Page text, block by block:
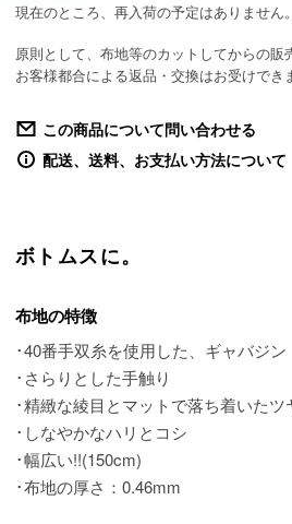
現在のところ、再入荷の予定はありません。
原則として、布地等のカットしてからの販
お客様都合による返品・交換はお受けでき
この商品について問い合わせる
配送、送料、お支払い方法について
ボトムスに。
布地の特徴
･40番手双糸を使用した、ギャバジン
･さらりとした手触り
･精緻な綾目とマットで落ち着いたツ
･しなやかなハリとコシ
･幅広い!!(150cm)
･布地の厚さ：0.46mm